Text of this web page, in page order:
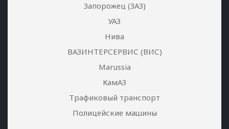
Запорожец (ЗАЗ)
УАЗ
Нива
ВАЗИНТЕРСЕРВИС (ВИС)
Marussia
КамАЗ
Трафиковый транспорт
Полицейские машины